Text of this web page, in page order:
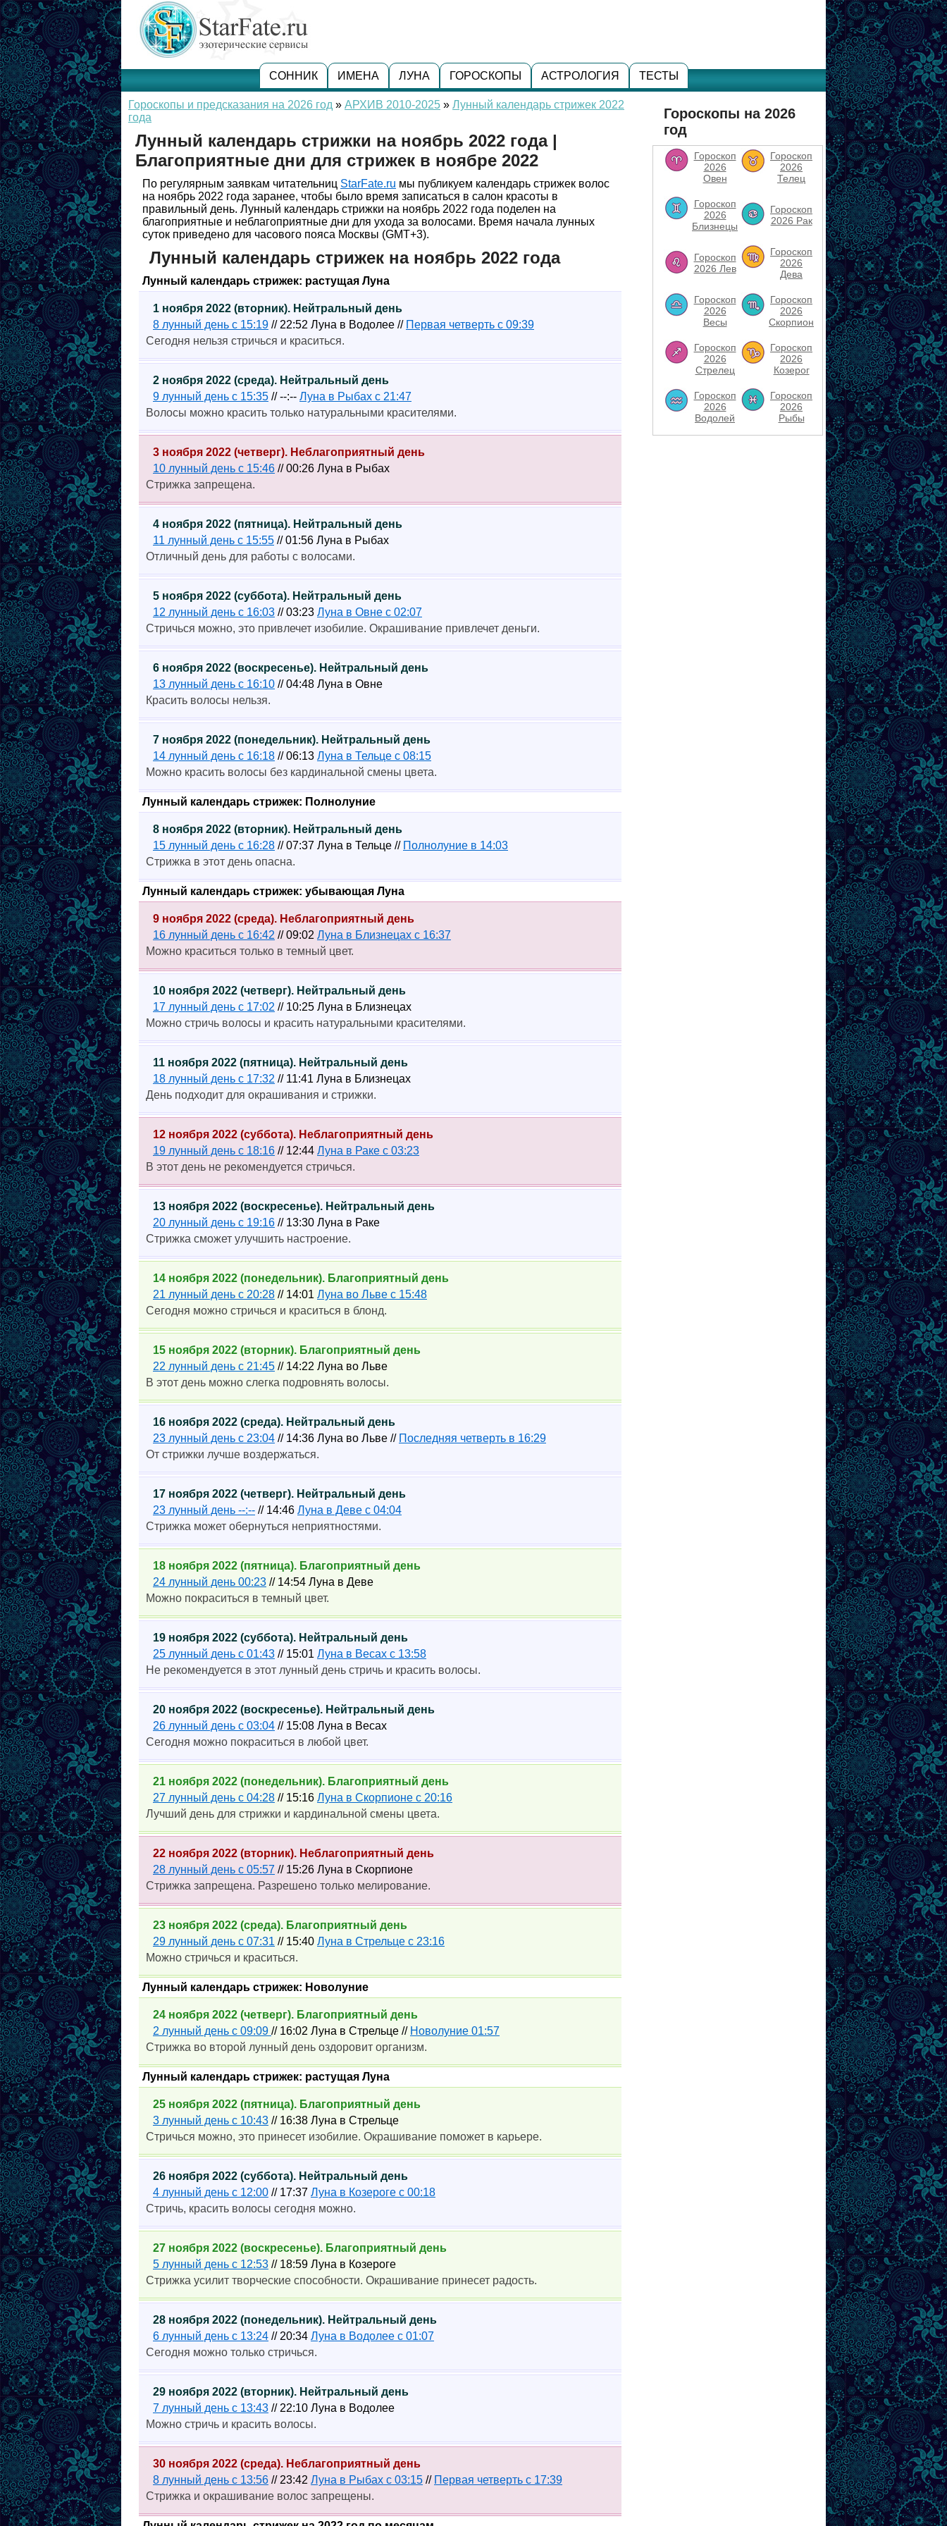
СОННИК ИМЕНА ЛУНА ГОРОСКОПЫ АСТРОЛОГИЯ ТЕСТЫ
Гороскопы и предсказания на 2026 год » АРХИВ 2010-2025 » Лунный календарь стрижек 2022
года
Лунный календарь стрижки на ноябрь 2022 года |
Благоприятные дни для стрижек в ноябре 2022
По регулярным заявкам читательниц StarFate.ru мы публикуем календарь стрижек волос
на ноябрь 2022 года заранее, чтобы было время записаться в салон красоты в
правильный день. Лунный календарь стрижки на ноябрь 2022 года поделен на
благоприятные и неблагоприятные дни для ухода за волосами. Время начала лунных
суток приведено для часового пояса Москвы (GMT+3).
Лунный календарь стрижек на ноябрь 2022 года
Лунный календарь стрижек: растущая Луна
1 ноября 2022 (вторник). Нейтральный день
8 лунный день с 15:19 // 22:52 Луна в Водолее // Первая четверть с 09:39
Сегодня нельзя стричься и краситься.
2 ноября 2022 (среда). Нейтральный день
9 лунный день с 15:35 // --:-- Луна в Рыбах с 21:47
Волосы можно красить только натуральными красителями.
3 ноября 2022 (четверг). Неблагоприятный день
10 лунный день с 15:46 // 00:26 Луна в Рыбах
Стрижка запрещена.
4 ноября 2022 (пятница). Нейтральный день
11 лунный день с 15:55 // 01:56 Луна в Рыбах
Отличный день для работы с волосами.
5 ноября 2022 (суббота). Нейтральный день
12 лунный день с 16:03 // 03:23 Луна в Овне с 02:07
Стричься можно, это привлечет изобилие. Окрашивание привлечет деньги.
6 ноября 2022 (воскресенье). Нейтральный день
13 лунный день с 16:10 // 04:48 Луна в Овне
Красить волосы нельзя.
7 ноября 2022 (понедельник). Нейтральный день
14 лунный день с 16:18 // 06:13 Луна в Тельце с 08:15
Можно красить волосы без кардинальной смены цвета.
Лунный календарь стрижек: Полнолуние
8 ноября 2022 (вторник). Нейтральный день
15 лунный день с 16:28 // 07:37 Луна в Тельце // Полнолуние в 14:03
Стрижка в этот день опасна.
Лунный календарь стрижек: убывающая Луна
9 ноября 2022 (среда). Неблагоприятный день
16 лунный день с 16:42 // 09:02 Луна в Близнецах с 16:37
Можно краситься только в темный цвет.
10 ноября 2022 (четверг). Нейтральный день
17 лунный день с 17:02 // 10:25 Луна в Близнецах
Можно стричь волосы и красить натуральными красителями.
11 ноября 2022 (пятница). Нейтральный день
18 лунный день с 17:32 // 11:41 Луна в Близнецах
День подходит для окрашивания и стрижки.
12 ноября 2022 (суббота). Неблагоприятный день
19 лунный день с 18:16 // 12:44 Луна в Раке с 03:23
В этот день не рекомендуется стричься.
13 ноября 2022 (воскресенье). Нейтральный день
20 лунный день с 19:16 // 13:30 Луна в Раке
Стрижка сможет улучшить настроение.
14 ноября 2022 (понедельник). Благоприятный день
21 лунный день с 20:28 // 14:01 Луна во Льве с 15:48
Сегодня можно стричься и краситься в блонд.
15 ноября 2022 (вторник). Благоприятный день
22 лунный день с 21:45 // 14:22 Луна во Льве
В этот день можно слегка подровнять волосы.
16 ноября 2022 (среда). Нейтральный день
23 лунный день с 23:04 // 14:36 Луна во Льве // Последняя четверть в 16:29
От стрижки лучше воздержаться.
17 ноября 2022 (четверг). Нейтральный день
23 лунный день --:-- // 14:46 Луна в Деве с 04:04
Стрижка может обернуться неприятностями.
18 ноября 2022 (пятница). Благоприятный день
24 лунный день 00:23 // 14:54 Луна в Деве
Можно покраситься в темный цвет.
19 ноября 2022 (суббота). Нейтральный день
25 лунный день с 01:43 // 15:01 Луна в Весах с 13:58
Не рекомендуется в этот лунный день стричь и красить волосы.
20 ноября 2022 (воскресенье). Нейтральный день
26 лунный день с 03:04 // 15:08 Луна в Весах
Сегодня можно покраситься в любой цвет.
21 ноября 2022 (понедельник). Благоприятный день
27 лунный день с 04:28 // 15:16 Луна в Скорпионе с 20:16
Лучший день для стрижки и кардинальной смены цвета.
22 ноября 2022 (вторник). Неблагоприятный день
28 лунный день с 05:57 // 15:26 Луна в Скорпионе
Стрижка запрещена. Разрешено только мелирование.
23 ноября 2022 (среда). Благоприятный день
29 лунный день с 07:31 // 15:40 Луна в Стрельце с 23:16
Можно стричься и краситься.
Лунный календарь стрижек: Новолуние
24 ноября 2022 (четверг). Благоприятный день
2 лунный день с 09:09 // 16:02 Луна в Стрельце // Новолуние 01:57
Стрижка во второй лунный день оздоровит организм.
Лунный календарь стрижек: растущая Луна
25 ноября 2022 (пятница). Благоприятный день
3 лунный день с 10:43 // 16:38 Луна в Стрельце
Стричься можно, это принесет изобилие. Окрашивание поможет в карьере.
26 ноября 2022 (суббота). Нейтральный день
4 лунный день с 12:00 // 17:37 Луна в Козероге с 00:18
Стричь, красить волосы сегодня можно.
27 ноября 2022 (воскресенье). Благоприятный день
5 лунный день с 12:53 // 18:59 Луна в Козероге
Стрижка усилит творческие способности. Окрашивание принесет радость.
28 ноября 2022 (понедельник). Нейтральный день
6 лунный день с 13:24 // 20:34 Луна в Водолее с 01:07
Сегодня можно только стричься.
29 ноября 2022 (вторник). Нейтральный день
7 лунный день с 13:43 // 22:10 Луна в Водолее
Можно стричь и красить волосы.
30 ноября 2022 (среда). Неблагоприятный день
8 лунный день с 13:56 // 23:42 Луна в Рыбах с 03:15 // Первая четверть с 17:39
Стрижка и окрашивание волос запрещены.
Гороскопы на 2026
год
Гороскоп
2026
Овен
Гороскоп
2026
Телец
Гороскоп
2026
Близнецы
Гороскоп
2026 Рак
Гороскоп
2026 Лев
Гороскоп
2026
Дева
Гороскоп
2026
Весы
Гороскоп
2026
Скорпион
Гороскоп
2026
Стрелец
Гороскоп
2026
Козерог
Гороскоп
2026
Водолей
Гороскоп
2026
Рыбы